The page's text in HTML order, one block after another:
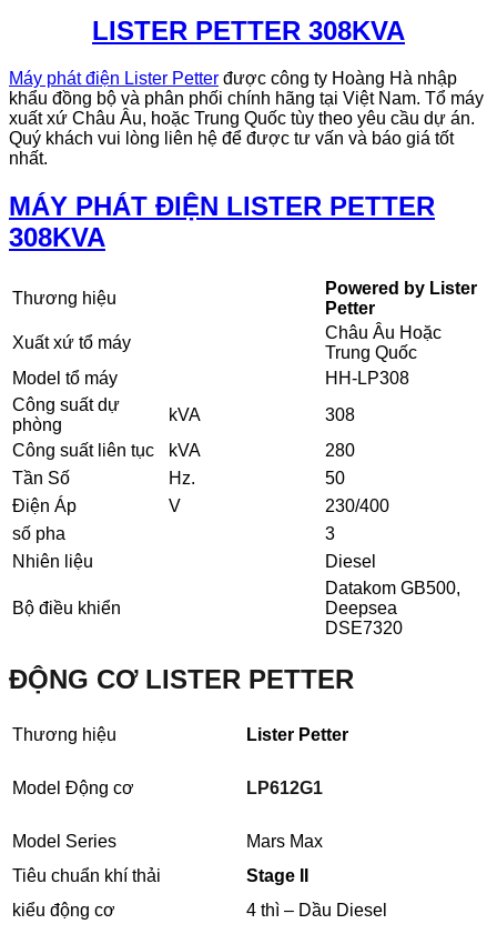
LISTER PETTER 308KVA
Máy phát điện Lister Petter được công ty Hoàng Hà nhập
khẩu đồng bộ và phân phối chính hãng tại Việt Nam. Tổ máy
xuất xứ Châu Âu, hoặc Trung Quốc tùy theo yêu cầu dự án.
Quý khách vui lòng liên hệ để được tư vấn và báo giá tốt
nhất.
MÁY PHÁT ĐIỆN LISTER PETTER
308KVA
Thương hiệu
Powered by Lister
Petter
Xuất xứ tổ máy
Châu Âu Hoặc
Trung Quốc
Model tổ máy
HH-LP308
Công suất dự
phòng
kVA
308
Công suất liên tục
kVA
280
Tần Số
Hz.
50
Điện Áp
V
230/400
số pha
3
Nhiên liệu
Diesel
Bộ điều khiển
Datakom GB500,
Deepsea
DSE7320
ĐỘNG CƠ LISTER PETTER
Thương hiệu Lister Petter
Model Động cơ LP612G1
Model Series
Mars Max
Tiêu chuẩn khí thải
Stage II
kiểu động cơ
4 thì – Dầu Diesel